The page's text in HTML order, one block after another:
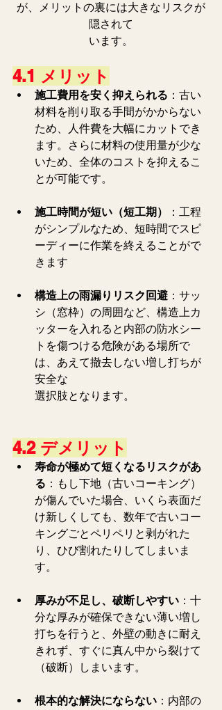
が、メリットの裏には大きなリスクが
隠されて
います。
4.1 メリット
施工費用を安く抑えられる ：古い
材料を削り取る手間がかからない
ため、人件費を大幅にカットでき
ます。さらに材料の使用量が少な
いため、全体のコストを抑えるこ
とが可能です。
施工時間が短い（短工期）
：工程
がシンプルなため、短時間でスピ
ーディーに作業を終えることがで
きます
構造上の雨漏りリスク回避 ：サッ
シ（窓枠）の周囲など、構造上カ
ッターを入れると内部の防水シー
トを傷つける危険がある場所で
は、あえて撤去しない増し打ちが
安全な
選択肢となります。
4.2 デメリット
寿命が極めて短くなるリスクがあ
る ：もし下地（古いコーキング）
が傷んでいた場合、いくら表面だ
け新しくしても、数年で古いコー
キングごとペリペリと剥がれた
り、ひび割れたりしてしまいま
す。
厚みが不足し、破断しやすい ：十
分な厚みが確保できない薄い増し
打ちを行うと、外壁の動きに耐え
きれず、すぐに真ん中から裂けて
（破断）しまいます。
根本的な解決にならない ：内部の